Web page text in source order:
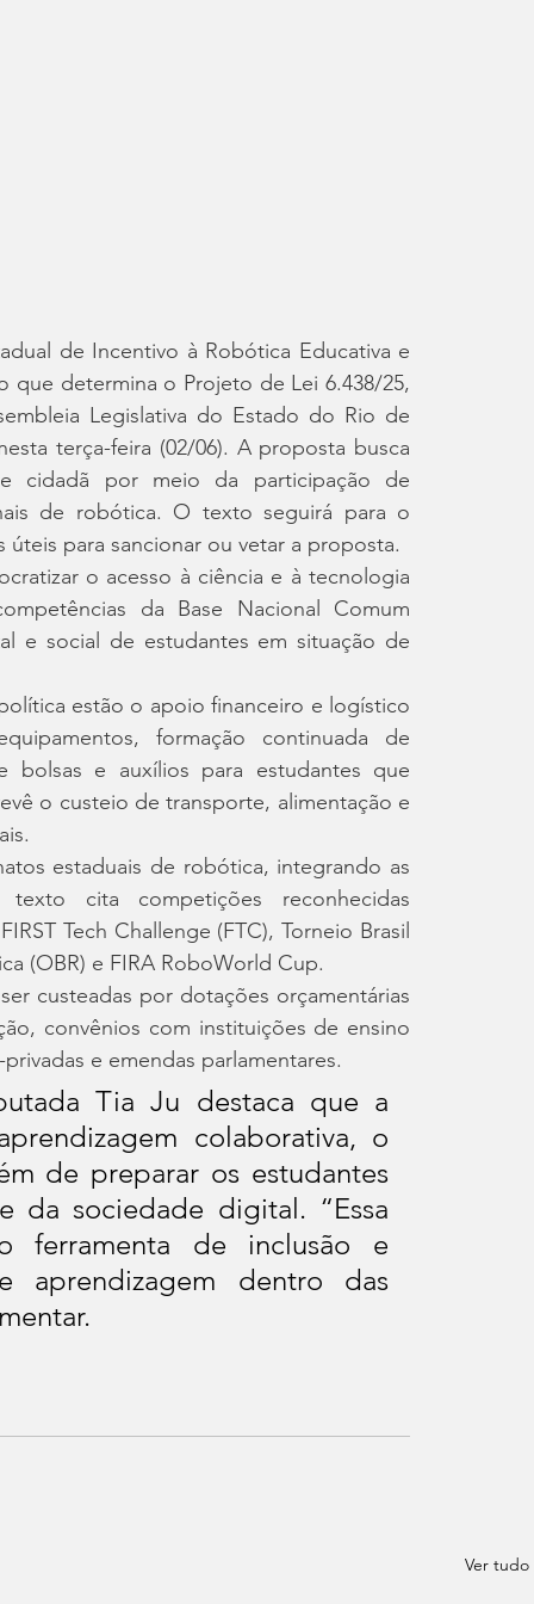
de Incentivo à Robótica Educativa e
que determina o Projeto de Lei 6.438/25,
Legislativa do Estado do Rio de
terça-feira (02/06). A proposta busca
cidadã por meio da participação de
de robótica. O texto seguirá para o
para sancionar ou vetar a proposta.
o acesso à ciência e à tecnologia
da Base Nacional Comum
e social de estudantes em situação de
estão o apoio financeiro e logístico
formação continuada de
bolsas e auxílios para estudantes que
o custeio de transporte, alimentação e
estaduais de robótica, integrando as
cita competições reconhecidas
Tech Challenge (FTC), Torneio Brasil
(OBR) e FIRA RoboWorld Cup.
custeadas por dotações orçamentárias
convênios com instituições de ensino
e emendas parlamentares.
Tia Ju destaca que a
colaborativa, o
de preparar os estudantes
da sociedade digital. “Essa
ferramenta de inclusão e
aprendizagem dentro das
Ver tudo